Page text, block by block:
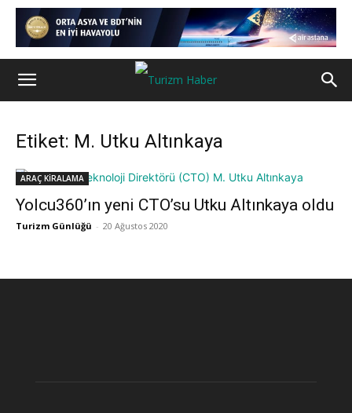
Etiket: M. Utku Altınkaya
ARAÇ KİRALAMA
Yolcu360’ın yeni CTO’su Utku Altınkaya oldu
Turizm Günlüğü - 20 Ağustos 2020